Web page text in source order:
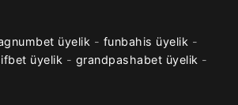
üyelik - funbahis üyelik -
üyelik - grandpashabet üyelik -